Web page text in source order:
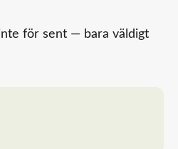
för sent — bara väldigt